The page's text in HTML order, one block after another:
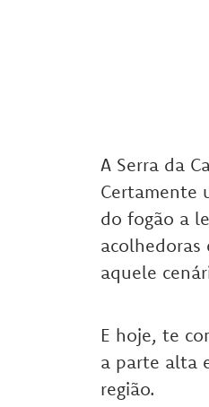
A Serra da
Certamente
do fogão a
acolhedoras
aquele
E hoje, te
a parte alta
região.